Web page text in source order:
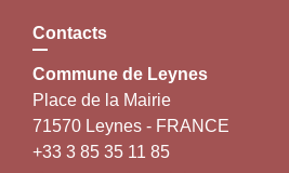
Contacts
Commune de Leynes
Place de la Mairie
71570 Leynes - FRANCE
+33 3 85 35 11 85